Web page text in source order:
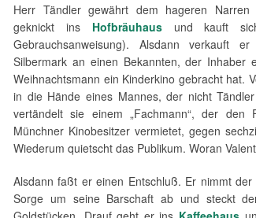
Herr Tändler gewährt dem hageren
geknickt ins Hofbräuhausund kauft
Gebrauchsanweisung). Alsdann verkauft
Silbermark an einen Bekannten, der Inhaber
Weihnachtsmann ein Kinderkino gebracht hat.
in die Hände eines Mannes, der nicht
vertändelt sie einem „Fachmann“, der
Münchner Kinobesitzer vermietet, gegen
Wiederum quietscht das Publikum. Woran
Alsdann faßt er einen Entschluß. Er nimmt
Sorge um seine Barschaft ab und steckt